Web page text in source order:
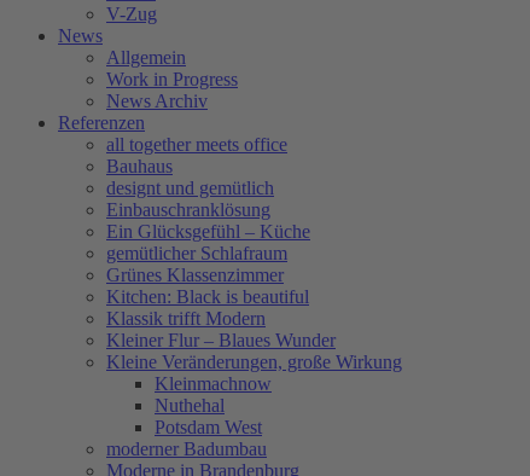
V-Zug
News
Allgemein
Work in Progress
News Archiv
Referenzen
all together meets office
Bauhaus
designt und gemütlich
Einbauschranklösung
Ein Glücksgefühl – Küche
gemütlicher Schlafraum
Grünes Klassenzimmer
Kitchen: Black is beautiful
Klassik trifft Modern
Kleiner Flur – Blaues Wunder
Kleine Veränderungen, große Wirkung
Kleinmachnow
Nuthehal
Potsdam West
moderner Badumbau
Moderne in Brandenburg